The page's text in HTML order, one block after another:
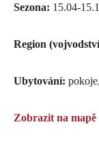
Sezona: 15.04-
Region
Ubytování:
Zobrazit na mapě